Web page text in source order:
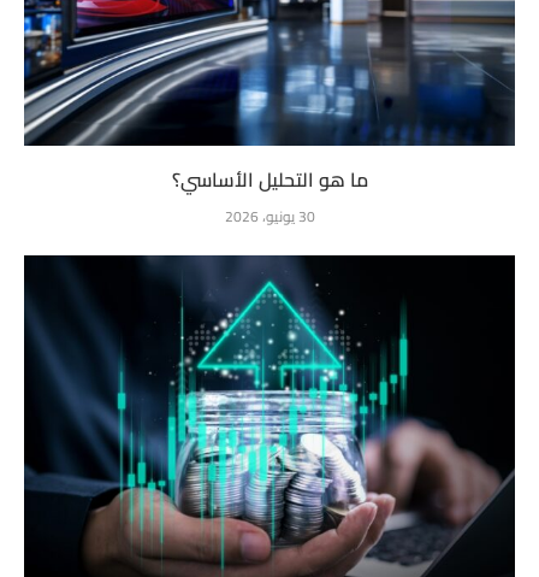
ما هو التحليل الأساسي؟
30 يونيو، 2026